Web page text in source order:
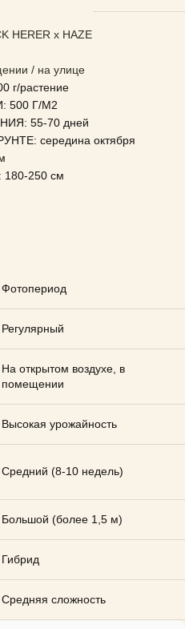
HERER x HAZE
/ на улице
растение
Г/М2
55-70 дней
середина октября
250 см
Фотопериод
Регулярный
На открытом воздухе, в
помещении
Высокая урожайность
Средний (8-10 недель)
Большой (более 1,5 м)
Гибрид
Средняя сложность